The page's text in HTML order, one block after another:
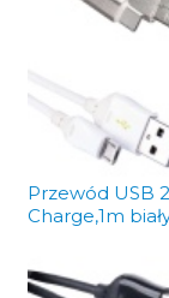
Przewód USB
Charge,1m